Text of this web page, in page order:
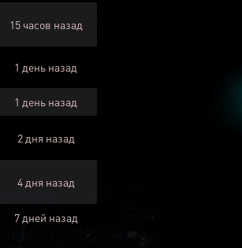
15 часов назад
1 день назад
1 день назад
2 дня назад
4 дня назад
7 дней назад